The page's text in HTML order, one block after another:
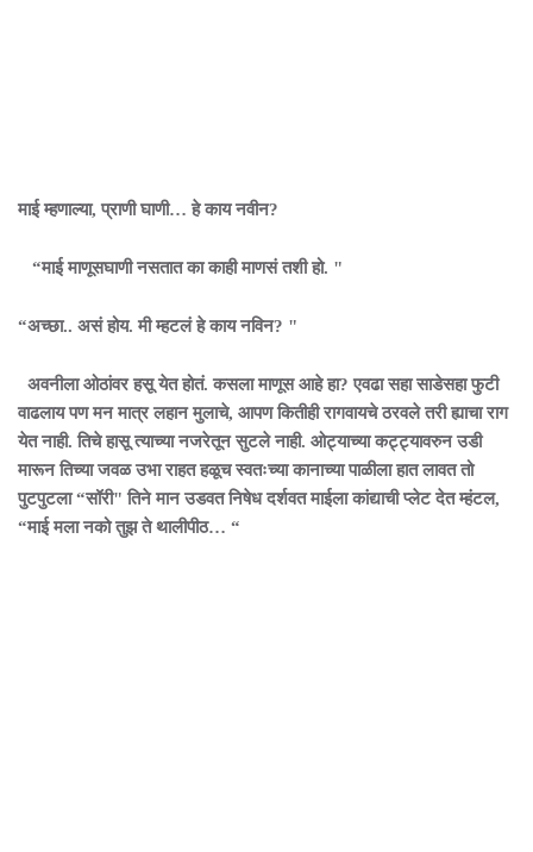
माई म्हणाल्या, प्राणी घाणी… हे काय नवीन?
“माई माणूसघाणी नसतात का काही माणसं तशी हो. "
“अच्छा.. असं होय. मी म्हटलं हे काय नविन? "
अवनीला ओठांवर हसू येत होतं. कसला माणूस आहे हा? एवढा सहा साडेसहा फुटी
वाढलाय पण मन मात्र लहान मुलाचे, आपण कितीही रागवायचे ठरवले तरी ह्याचा राग
येत नाही. तिचे हासू त्याच्या नजरेतून सुटले नाही. ओट्याच्या कट्ट्यावरुन उडी
मारून तिच्या जवळ उभा राहत हळूच स्वतःच्या कानाच्या पाळीला हात लावत तो
पुटपुटला “सॉरी" तिने मान उडवत निषेध दर्शवत माईला कांद्याची प्लेट देत म्हंटल,
“माई मला नको तुझ ते थालीपीठ… “